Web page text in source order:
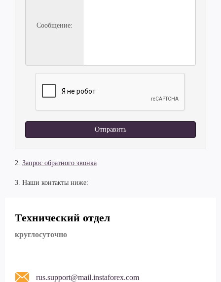
Сообщение:
Отправить
2. Запрос обратного звонка
3. Наши контакты ниже:
Технический отдел
круглосуточно
rus.support@mail.instaforex.com